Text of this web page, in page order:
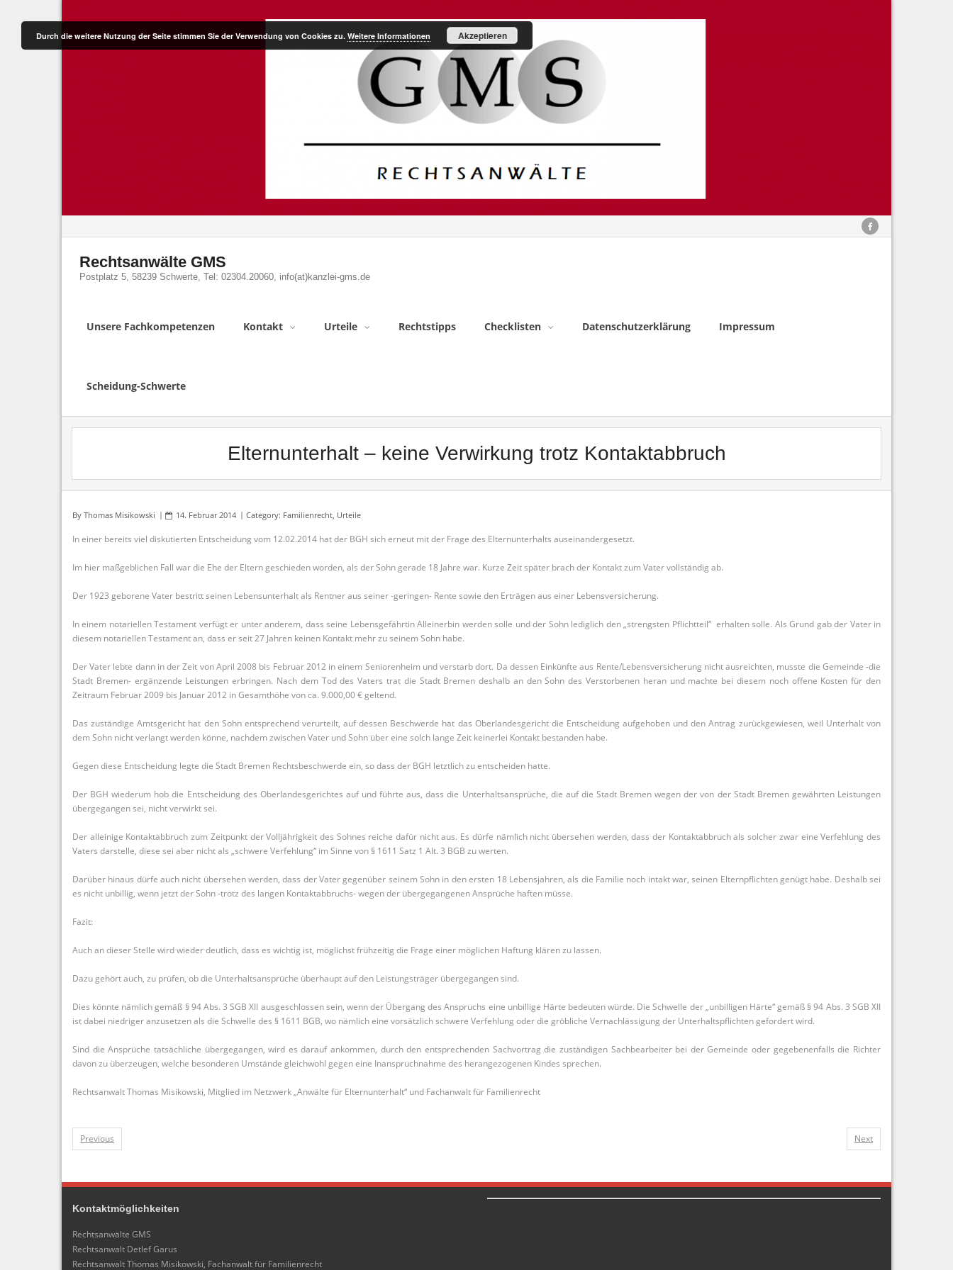
to
content
Rechtsanwälte GMS
Postplatz 5, 58239 Schwerte, Tel: 02304.20060, info(at)kanzlei-gms.de
Unsere Fachkompetenzen Kontakt Urteile Rechtstipps Checklisten Datenschutzerklärung Impressum
Scheidung-Schwerte
Elternunterhalt – keine Verwirkung trotz Kontaktabbruch
By Thomas Misikowski 14. Februar 2014 Category: Familienrecht, Urteile
In einer bereits viel diskutierten Entscheidung vom 12.02.2014 hat der BGH sich erneut mit der Frage des Elternunterhalts auseinandergesetzt.
Im hier maßgeblichen Fall war die Ehe der Eltern geschieden worden, als der Sohn gerade 18 Jahre war. Kurze Zeit später brach der Kontakt zum Vater vollständig ab.
Der 1923 geborene Vater bestritt seinen Lebensunterhalt als Rentner aus seiner -geringen- Rente sowie den Erträgen aus einer Lebensversicherung.
In einem notariellen Testament verfügt er unter anderem, dass seine Lebensgefährtin Alleinerbin werden solle und der Sohn lediglich den „strengsten Pflichtteil“ erhalten solle. Als Grund gab der Vater in
diesem notariellen Testament an, dass er seit 27 Jahren keinen Kontakt mehr zu seinem Sohn habe.
Der Vater lebte dann in der Zeit von April 2008 bis Februar 2012 in einem Seniorenheim und verstarb dort. Da dessen Einkünfte aus Rente/Lebensversicherung nicht ausreichten, musste die Gemeinde -die
Stadt Bremen- ergänzende Leistungen erbringen. Nach dem Tod des Vaters trat die Stadt Bremen deshalb an den Sohn des Verstorbenen heran und machte bei diesem noch offene Kosten für den
Zeitraum Februar 2009 bis Januar 2012 in Gesamthöhe von ca. 9.000,00 € geltend.
Das zuständige Amtsgericht hat den Sohn entsprechend verurteilt, auf dessen Beschwerde hat das Oberlandesgericht die Entscheidung aufgehoben und den Antrag zurückgewiesen, weil Unterhalt von
dem Sohn nicht verlangt werden könne, nachdem zwischen Vater und Sohn über eine solch lange Zeit keinerlei Kontakt bestanden habe.
Gegen diese Entscheidung legte die Stadt Bremen Rechtsbeschwerde ein, so dass der BGH letztlich zu entscheiden hatte.
Der BGH wiederum hob die Entscheidung des Oberlandesgerichtes auf und führte aus, dass die Unterhaltsansprüche, die auf die Stadt Bremen wegen der von der Stadt Bremen gewährten Leistungen
übergegangen sei, nicht verwirkt sei.
Der alleinige Kontaktabbruch zum Zeitpunkt der Volljährigkeit des Sohnes reiche dafür nicht aus. Es dürfe nämlich nicht übersehen werden, dass der Kontaktabbruch als solcher zwar eine Verfehlung des
Vaters darstelle, diese sei aber nicht als „schwere Verfehlung“ im Sinne von § 1611 Satz 1 Alt. 3 BGB zu werten.
Darüber hinaus dürfe auch nicht übersehen werden, dass der Vater gegenüber seinem Sohn in den ersten 18 Lebensjahren, als die Familie noch intakt war, seinen Elternpflichten genügt habe. Deshalb sei
es nicht unbillig, wenn jetzt der Sohn -trotz des langen Kontaktabbruchs- wegen der übergegangenen Ansprüche haften müsse.
Fazit:
Auch an dieser Stelle wird wieder deutlich, dass es wichtig ist, möglichst frühzeitig die Frage einer möglichen Haftung klären zu lassen.
Dazu gehört auch, zu prüfen, ob die Unterhaltsansprüche überhaupt auf den Leistungsträger übergegangen sind.
Dies könnte nämlich gemäß § 94 Abs. 3 SGB XII ausgeschlossen sein, wenn der Übergang des Anspruchs eine unbillige Härte bedeuten würde. Die Schwelle der „unbilligen Härte“ gemäß § 94 Abs. 3 SGB XII
ist dabei niedriger anzusetzen als die Schwelle des § 1611 BGB, wo nämlich eine vorsätzlich schwere Verfehlung oder die gröbliche Vernachlässigung der Unterhaltspflichten gefordert wird.
Sind die Ansprüche tatsächliche übergegangen, wird es darauf ankommen, durch den entsprechenden Sachvortrag die zuständigen Sachbearbeiter bei der Gemeinde oder gegebenenfalls die Richter
davon zu überzeugen, welche besonderen Umstände gleichwohl gegen eine Inanspruchnahme des herangezogenen Kindes sprechen.
Rechtsanwalt Thomas Misikowski, Mitglied im Netzwerk „Anwälte für Elternunterhalt“ und Fachanwalt für Familienrecht
Previous Next
Kontaktmöglichkeiten
Rechtsanwälte GMS
Rechtsanwalt Detlef Garus
Rechtsanwalt Thomas Misikowski, Fachanwalt für Familienrecht
Durch die weitere Nutzung der Seite stimmen Sie der Verwendung von Cookies zu. Weitere Informationen Akzeptieren